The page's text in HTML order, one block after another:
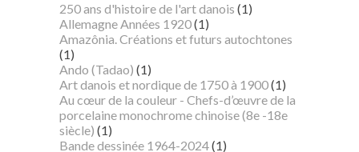
250 ans d'histoire de l'art danois (1)
Allemagne Années 1920(1)
Amazônia. Créations et futurs autochtones
(1)
Ando (Tadao) (1)
Art danois et nordique de 1750 à 1900(1)
Au cœur de la couleur - Chefs-d’œuvre de la
porcelaine monochrome chinoise (8e -18e
siècle) (1)
Bande dessinée 1964-2024(1)